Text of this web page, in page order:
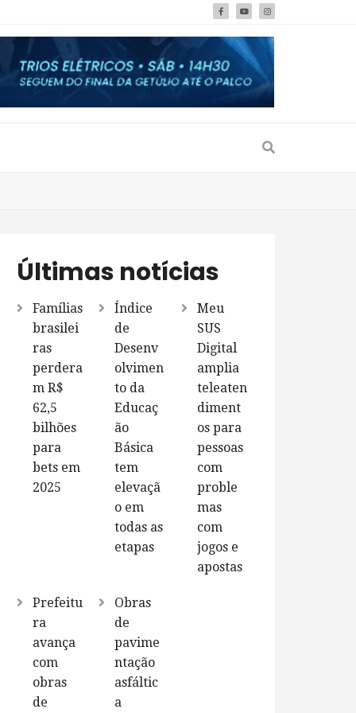
Últimas notícias
Famílias
brasilei
ras
perdera
m R$
62,5
bilhões
para
bets em
2025
Índice
de
Desenv
olvimen
to da
Educaç
ão
Básica
tem
elevaçã
o em
todas as
etapas
Meu
SUS
Digital
amplia
teleaten
diment
os para
pessoas
com
proble
mas
com
jogos e
apostas
Prefeitu
ra
avança
com
obras
de
Obras
de
pavime
ntação
asfáltic
a